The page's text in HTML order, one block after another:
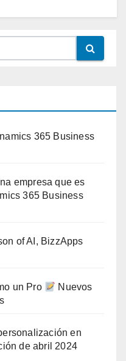
365 Business
empresa que es
365 Business
of AI, BizzApps
un Pro
Nuevos
en
de abril 2024